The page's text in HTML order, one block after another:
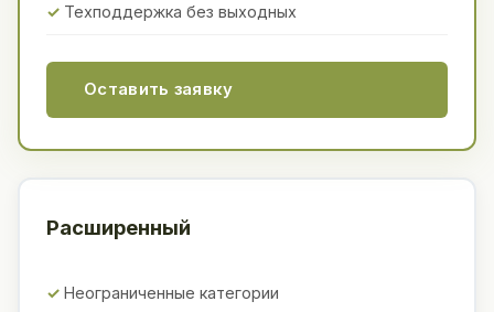
Техподдержка без выходных
Оставить заявку
Расширенный
Неограниченные категории